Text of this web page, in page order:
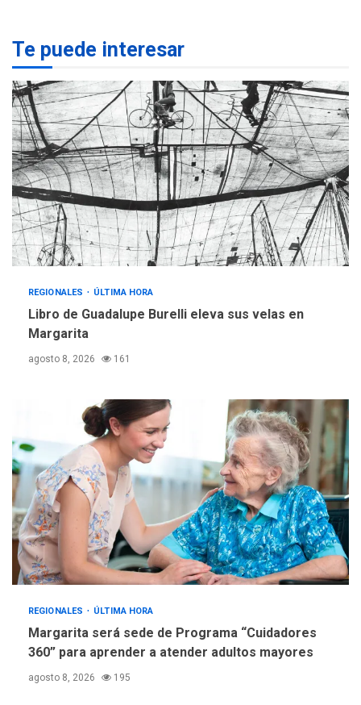
2
Margarita será sede de
para aprender a atender
adultos mayores
3
REGIONALES ÚLTIMA HORA
Mariño fortalece capacidad
operativa con flota
vehicular de 60 unidades
adquiridas en un año de
gestión
4
REGIONALES ÚLTIMA HORA
«Juan Bautista Arismendi» a
la altura de Macho Muerto
trabajan en diplomado para
creación y manejo de
estadísticas de turismo
Te puede interesar
REGIONALES ÚLTIMA HORA
Libro de Guadalupe Burelli eleva sus velas en
Margarita
agosto 8, 2026 161
REGIONALES ÚLTIMA HORA
Margarita será sede de Programa “Cuidadores
360” para aprender a atender adultos mayores
agosto 8, 2026 195